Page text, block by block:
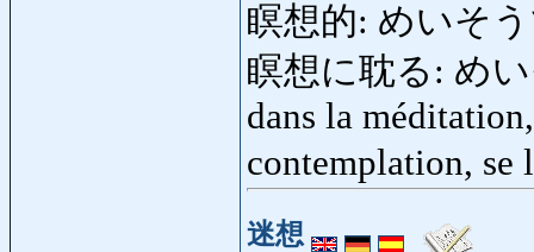
瞑想的: めいそ
瞑想に耽る: めい
dans la
contemplation,
迷想